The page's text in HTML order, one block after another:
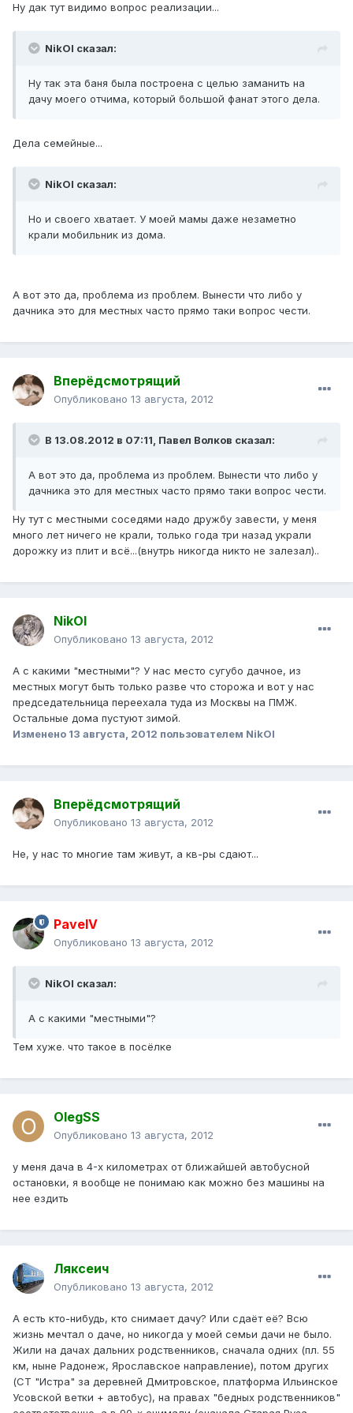
Ну дак тут видимо вопрос реализации...
NikOl сказал:
Ну так эта баня была построена с целью заманить на
дачу моего отчима, который большой фанат этого дела.
Дела семейные...
NikOl сказал:
Но и своего хватает. У моей мамы даже незаметно
крали мобильник из дома.
А вот это да, проблема из проблем. Вынести что либо у
дачника это для местных часто прямо таки вопрос чести.
Вперёдсмотрящий
Опубликовано 13 августа, 2012
В 13.08.2012 в 07:11, Павел Волков сказал:
А вот это да, проблема из проблем. Вынести что либо у
дачника это для местных часто прямо таки вопрос чести.
Ну тут с местными соседями надо дружбу завести, у меня
много лет ничего не крали, только года три назад украли
дорожку из плит и всё...(внутрь никогда никто не залезал)..
NikOl
Опубликовано 13 августа, 2012
А с какими "местными"? У нас место сугубо дачное, из
местных могут быть только разве что сторожа и вот у нас
председательница переехала туда из Москвы на ПМЖ.
Остальные дома пустуют зимой.
Изменено 13 августа, 2012 пользователем NikOl
Вперёдсмотрящий
Опубликовано 13 августа, 2012
Не, у нас то многие там живут, а кв-ры сдают...
PavelV
Опубликовано 13 августа, 2012
NikOl сказал:
А с какими "местными"?
Тем хуже. что такое в посёлке
OlegSS
Опубликовано 13 августа, 2012
у меня дача в 4-х километрах от ближайшей автобусной
остановки, я вообще не понимаю как можно без машины на
нее ездить
Ляксеич
Опубликовано 13 августа, 2012
А есть кто-нибудь, кто снимает дачу? Или сдаёт её? Всю
жизнь мечтал о даче, но никогда у моей семьи дачи не было.
Жили на дачах дальних родственников, сначала одних (пл. 55
км, ныне Радонеж, Ярославское направление), потом других
(СТ "Истра" за деревней Дмитровское, платформа Ильинское
Усовской ветки + автобус), на правах "бедных родственников"